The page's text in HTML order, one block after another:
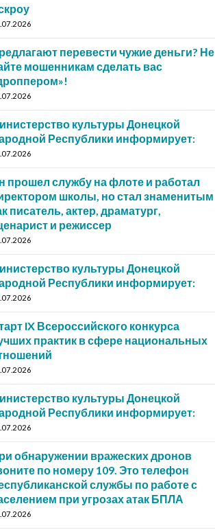
перевести чужие деньги? Не
мошенникам сделать вас
культуры Донецкой
Республики информирует:
прошел службу на флоте и работал
школы, но стал знаменитым
писатель, актер, драматург,
и режиссер
культуры Донецкой
Республики информирует:
IX Всероссийского конкурса
практик в сфере национальных
культуры Донецкой
Республики информирует:
обнаружении вражеских дронов
по номеру 109. Это телефон
службы по работе с
при угрозах атак БПЛА